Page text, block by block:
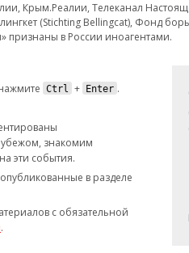
Крым.Реалии, Телеканал
(Stichting Bellingcat), Фонд
признаны в России иноагентами.
Ctrl + Enter .
знакомим
эти события.
опубликованные в разделе
с обязательной
.